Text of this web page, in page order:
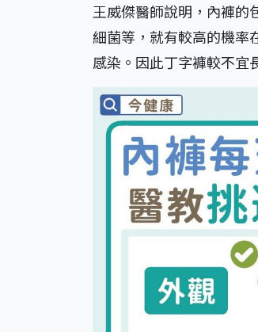
王威傑醫師說明，內褲的
細菌等，就有較高的機率
感染。因此丁字褲較不宜